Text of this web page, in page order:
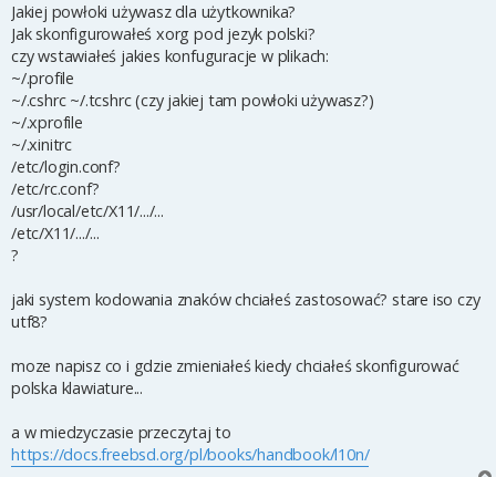
Jakiej powłoki używasz dla użytkownika?
Jak skonfigurowałeś xorg pod jezyk polski?
czy wstawiałeś jakies konfuguracje w plikach:
~/.profile
~/.cshrc ~/.tcshrc (czy jakiej tam powłoki używasz?)
~/.xprofile
~/.xinitrc
/etc/login.conf?
/etc/rc.conf?
/usr/local/etc/X11/.../...
/etc/X11/.../...
?
jaki system kodowania znaków chciałeś zastosować? stare iso czy
utf8?
moze napisz co i gdzie zmieniałeś kiedy chciałeś skonfigurować
polska klawiature...
a w miedzyczasie przeczytaj to
https://docs.freebsd.org/pl/books/handbook/l10n/